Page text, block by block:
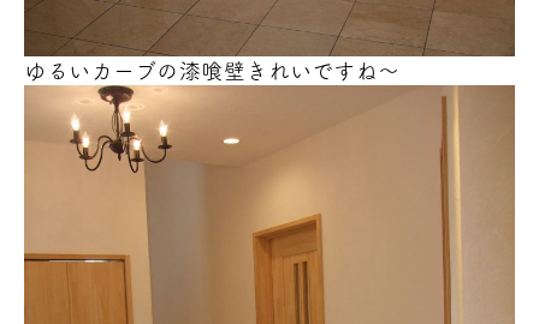
ゆるいカーブの漆喰壁きれいですね～